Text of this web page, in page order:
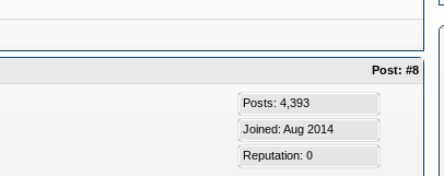
Post:#8
Posts: 4,393
Joined: Aug 2014
Reputation:0